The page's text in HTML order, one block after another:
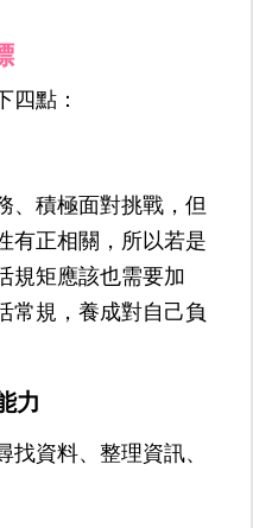
四點：
、積極面對挑戰，但
有正相關，所以若是
規矩應該也需要加
常規，養成對自己負
力
資料、整理資訊、